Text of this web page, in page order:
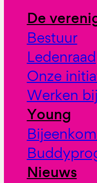
De
Bestuur
Ledenraad
Onze
Werken bij
Young
Nieuws